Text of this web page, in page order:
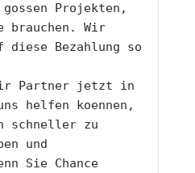
Projekten,
brauchen. Wir
diese Bezahlung so
Partner jetzt in
helfen koennen,
schneller zu
und
Sie Chance